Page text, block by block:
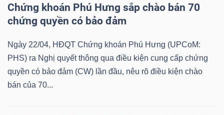
Chứng khoán Phú Hưng sắp chào bán 70
chứng quyền có bảo đảm
Ngày 22/04, HĐQT Chứng khoán Phú Hưng (UPCoM:
PHS) ra Nghị quyết thông qua điều kiện cung cấp chứng
quyền có bảo đảm (CW) lần đầu, nêu rõ điều kiện chào
bán của 70...
BẤT
SẢN
Mã
chứng